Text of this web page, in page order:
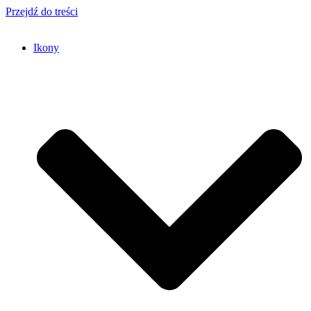
Przejdź do treści
Ikony